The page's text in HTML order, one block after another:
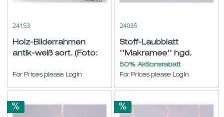
24153
Holz-Bilderrahmen
antik-weiß sort. (Foto:
For Prices please LogIn
24035
Stoff-Laubblatt
''Makramee'' hgd.
natur 16x8cm
50% Aktionsrabatt
For Prices please LogIn